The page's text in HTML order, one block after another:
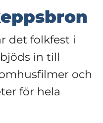
det folkfest i
in till
och
för hela